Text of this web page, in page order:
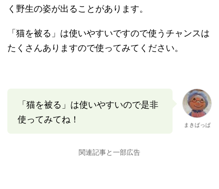
く野生の姿が出ることがあります。
「猫を被る」は使いやすいですので使うチャンスは
たくさんありますので使ってみてください。
「猫を被る」は使いやすいので是非
使ってみてね！
まきばっぱ
関連記事と一部広告